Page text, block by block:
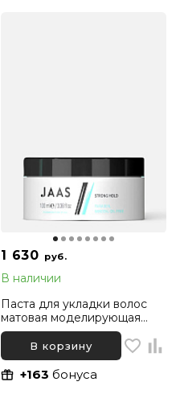
1 630 руб.
В наличии
Паста для укладки волос
матовая моделирующая
Jaas Style, 100 мл
В корзину
+163 бонуса